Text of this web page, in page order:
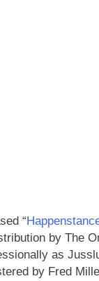
“
by The
as
by Fred